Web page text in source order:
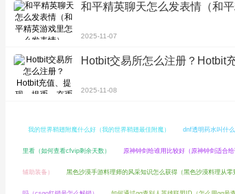
和平精英聊天怎么发表情（和
2025-11-07
Hotbit交易所怎么注册？Hotbit
2025-11-08
我的世界鞘翅附魔什么好（我的世界鞘翅最佳附魔） dnf透明药水叫什
里看（如何查看cfvip剩余天数） 原神钟剑给谁用比较好（原神钟剑适合给
辅助装备） 黑色沙漠手游料理师的风采知识怎么获得（黑色沙漠料理从零